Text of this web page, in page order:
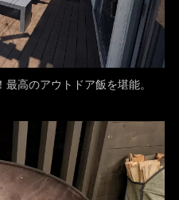
高のアウトドア飯を堪能。